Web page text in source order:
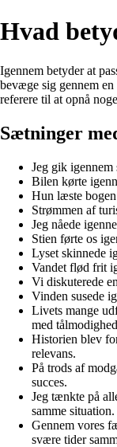
Hvad
Igennem betyder at
bevæge sig gennem en
referere til at opnå
Sætninger
Jeg gik igennem
Bilen kørte
Hun læste
Strømmen af
Jeg nåede
Stien førte os
Lyset skinnede
Vandet flød frit
Vi diskuterede
Vinden susede
Livets mange
med
Historien blev
relevans.
På trods af
succes.
Jeg tænkte på
samme situation.
Gennem vores
svære tider